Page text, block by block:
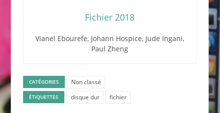
Fichier 2018
Vianel Ebourefe, Johann Hospice, Jude Ingani,
Paul Zheng
CATÉGORIES Non classé
ÉTIQUETTES disque dur fichier